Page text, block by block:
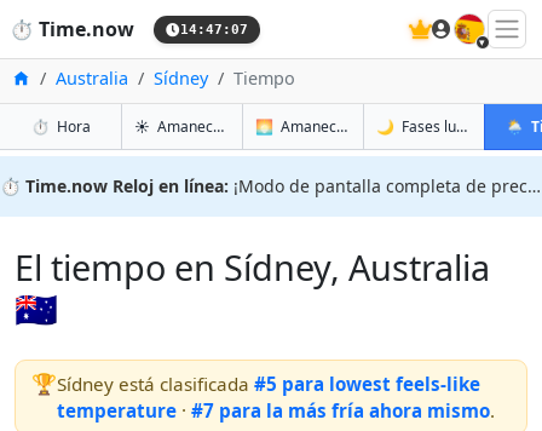
⏱️ Time.now 14:47:08 🇪🇸
InicioAustralia Sídney Tiempo
⏱️ Horaen Sídney
☀️ Amanecer y atardecer en Sídney
🌅 Amanecer y atardecer mañana en
🌙 Fases lunares en
🌦️
⏱️ Time.now Reloj en línea: ¡Modo de pantalla completa de precisión!
El tiempo en Sídney, Australia
🇦🇺
🏆Sídney está clasificada #5 para lowest feels-like
temperature · #7 para la más fría ahora mismo.